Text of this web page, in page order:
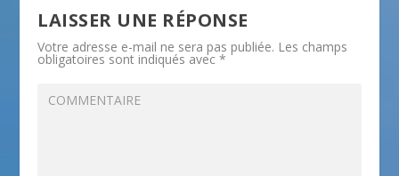
LAISSER UNE RÉPONSE
Votre adresse e-mail ne sera pas publiée. Les champs
obligatoires sont indiqués avec*